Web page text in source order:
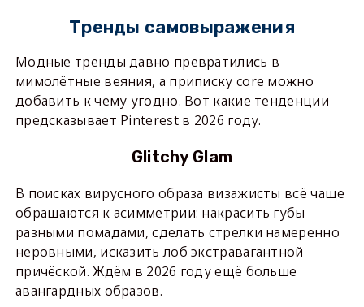
Тренды самовыражения
Модные тренды давно превратились в
мимолётные веяния, а приписку core можно
добавить к чему угодно. Вот какие тенденции
предсказывает Pinterest в 2026 году.
Glitchy Glam
В поисках вирусного образа визажисты всё чаще
обращаются к асимметрии: накрасить губы
разными помадами, сделать стрелки намеренно
неровными, исказить лоб экстравагантной
причёской. Ждём в 2026 году ещё больше
авангардных образов.